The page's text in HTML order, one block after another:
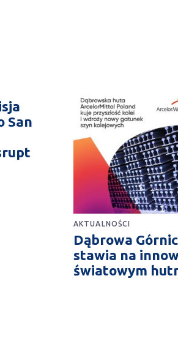
San
AKTUALNOŚCI
Dąbrowa
stawia na
światowym